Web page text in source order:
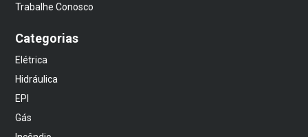
Trabalhe Conosco
Categorias
Elétrica
Hidráulica
EPI
Gás